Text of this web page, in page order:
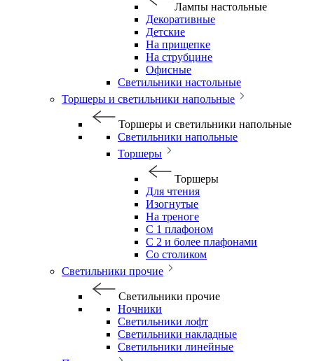
Лампы настольные
Декоративные
Детские
На прищепке
На струбцине
Офисные
Светильники настольные
Торшеры и светильники напольные
Торшеры и светильники напольные
Светильники напольные
Торшеры
Торшеры
Для чтения
Изогнутые
На треноге
С 1 плафоном
С 2 и более плафонами
Со столиком
Светильники прочие
Светильники прочие
Ночники
Светильники лофт
Светильники накладные
Светильники линейные